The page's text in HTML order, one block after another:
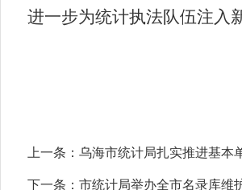
进一步为统计执法队伍注入
上一条： 乌海市统计局扎实推进基本
下一条： 市统计局举办全市名录库维